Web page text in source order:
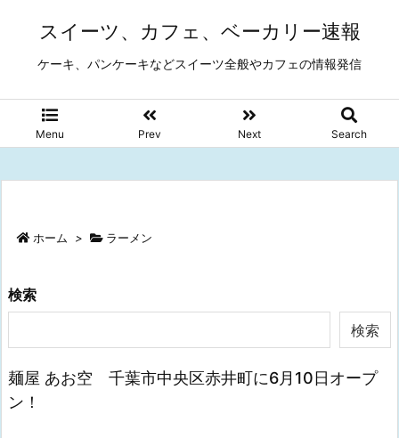
スイーツ、カフェ、ベーカリー速報
ケーキ、パンケーキなどスイーツ全般やカフェの情報発信
Menu Prev Next Search
ホーム > ラーメン
検索
検索
麺屋 あお空 千葉市中央区赤井町に6月10日オープ
ン！